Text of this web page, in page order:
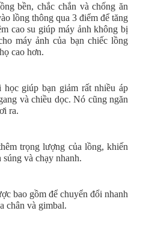
bền, chắc chắn và chống ăn
lồng thông qua 3 điểm để tăng
cao su giúp máy ảnh không bị
máy ảnh của bạn chiếc lồng
cao hơn.
giúp bạn giảm rất nhiều áp
và chiều dọc. Nó cũng ngăn
ra.
trọng lượng của lồng, khiến
và chạy nhanh.
bao gồm để chuyển đổi nhanh
chân và gimbal.